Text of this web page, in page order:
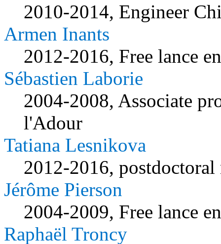
2010-2014, Engineer
Armen Inants
2012-2016, Free lance
Sébastien Laborie
2004-2008, Associate
l'Adour
Tatiana Lesnikova
2012-2016, postdoctoral
Jérôme Pierson
2004-2009, Free lance
Raphaël Troncy